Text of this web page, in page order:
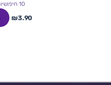
10 חיפושיות אדומות 1 ס"מ
₪3.90